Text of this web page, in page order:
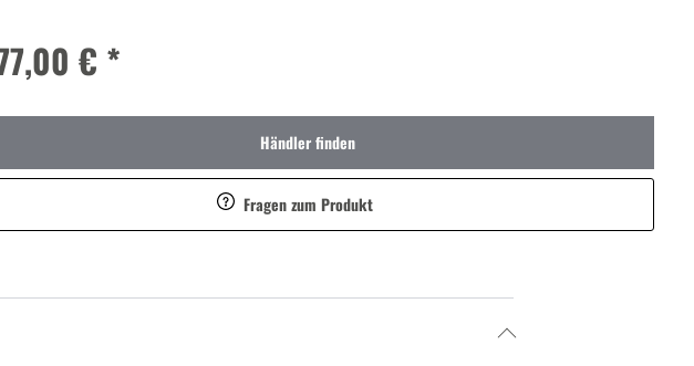
€ *
Händler finden
Fragen zum Produkt